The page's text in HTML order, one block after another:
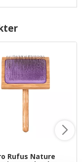
Rufus Nature